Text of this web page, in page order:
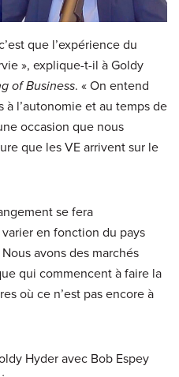
que l’expérience du
», explique-t-il à Goldy
of Business. « On entend
l’autonomie et au temps de
occasion que nous
que les VE arrivent sur le
se fera
en fonction du pays
avons des marchés
qui commencent à faire la
où ce n’est pas encore à
Hyder avec Bob Espey